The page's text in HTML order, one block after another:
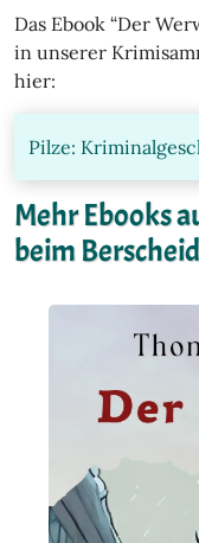
Das Ebook “Der
in unserer
hier:
Pilze:
Mehr Ebooks
beim